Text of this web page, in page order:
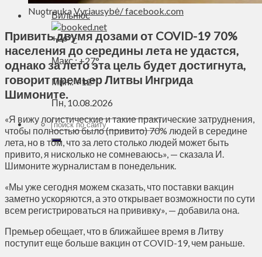
Вильнюс
+26°C
Макс.:+27°
Мин.:+12°
Пн, 10.08.2026
NuotraukaVyriausybė/ facebook.com
Привить двумя дозами от COVID-19 70%
населения до середины лета не удастся,
однако за лето эта цель будет достигнута,
говорит премьер Литвы Ингрида
Шимоните.
«Я вижу логистические и такие практические затруднения,
чтобы полностью было (привито) 70% людей в середине
лета, но в том, что за лето столько людей может быть
привито, я нисколько не сомневаюсь», — сказала И.
Шимоните журналистам в понедельник.
«Мы уже сегодня можем сказать, что поставки вакцин
заметно ускоряются, а это открывает возможности по сути
всем регистрироваться на прививку», — добавила она.
Премьер обещает, что в ближайшее время в Литву
поступит еще больше вакцин от COVID-19, чем раньше.